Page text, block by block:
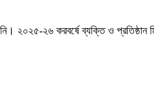
২০২৫-২৬ করবর্ষে ব্যক্তি ও প্রতিষ্ঠান